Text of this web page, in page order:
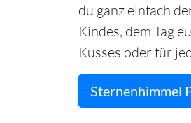
du ganz einfach
Kindes, dem Tag
Kusses oder für
Sternenhimmel